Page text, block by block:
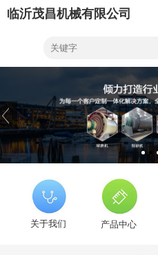
临沂茂昌机械有限公司
关于我们 产品中心